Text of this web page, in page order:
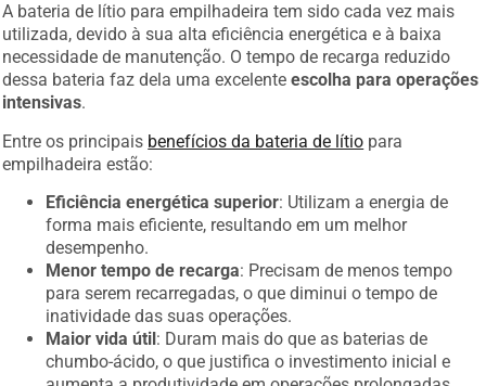
A bateria de lítio para empilhadeira tem sido cada vez mais
utilizada, devido à sua alta eficiência energética e à baixa
necessidade de manutenção. O tempo de recarga reduzido
dessa bateria faz dela uma excelenteescolha para operações
intensivas.
Entre os principais benefícios da bateria de lítio para
empilhadeira estão:
Eficiência energética superior: Utilizam a energia de
forma mais eficiente, resultando em um melhor
desempenho.
Menor tempo de recarga: Precisam de menos tempo
para serem recarregadas, o que diminui o tempo de
inatividade das suas operações.
Maior vida útil : Duram mais do que as baterias de
chumbo-ácido, o que justifica o investimento inicial e